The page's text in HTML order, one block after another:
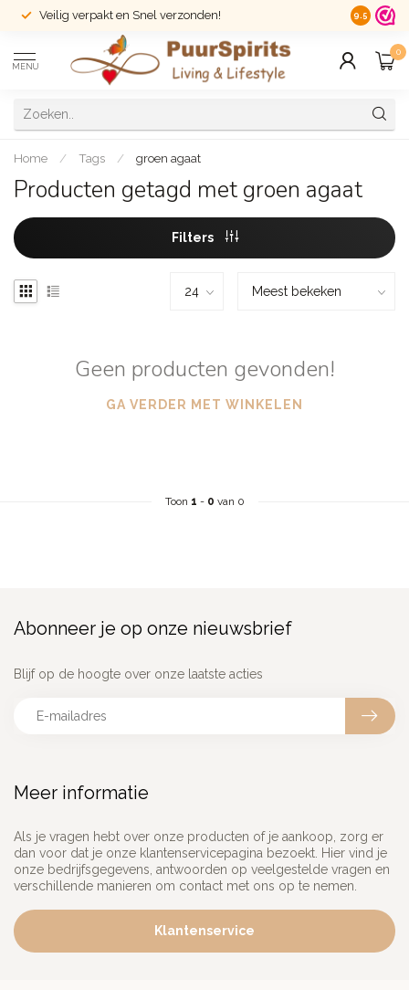
Veilig verpakt en Snel verzonden! 14 dagen
9.5
MENU
0
Home / Tags / groen agaat
Producten getagd met groen agaat
Filters
Geen producten gevonden!
GA VERDER MET WINKELEN
Toon 1 - 0 van 0
Meer informatie
Als je vragen hebt over onze producten of je aankoop, zorg er
dan voor dat je onze klantenservicepagina bezoekt. Hier vind je
onze bedrijfsgegevens, antwoorden op veelgestelde vragen en
verschillende manieren om contact met ons op te nemen.
Klantenservice
Abonneer je op onze nieuwsbrief
Blijf op de hoogte over onze laatste acties